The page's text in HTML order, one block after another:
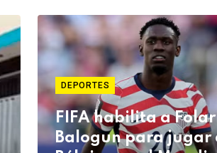
DEPORTES
FIFA habilita a
Balogun para jugar